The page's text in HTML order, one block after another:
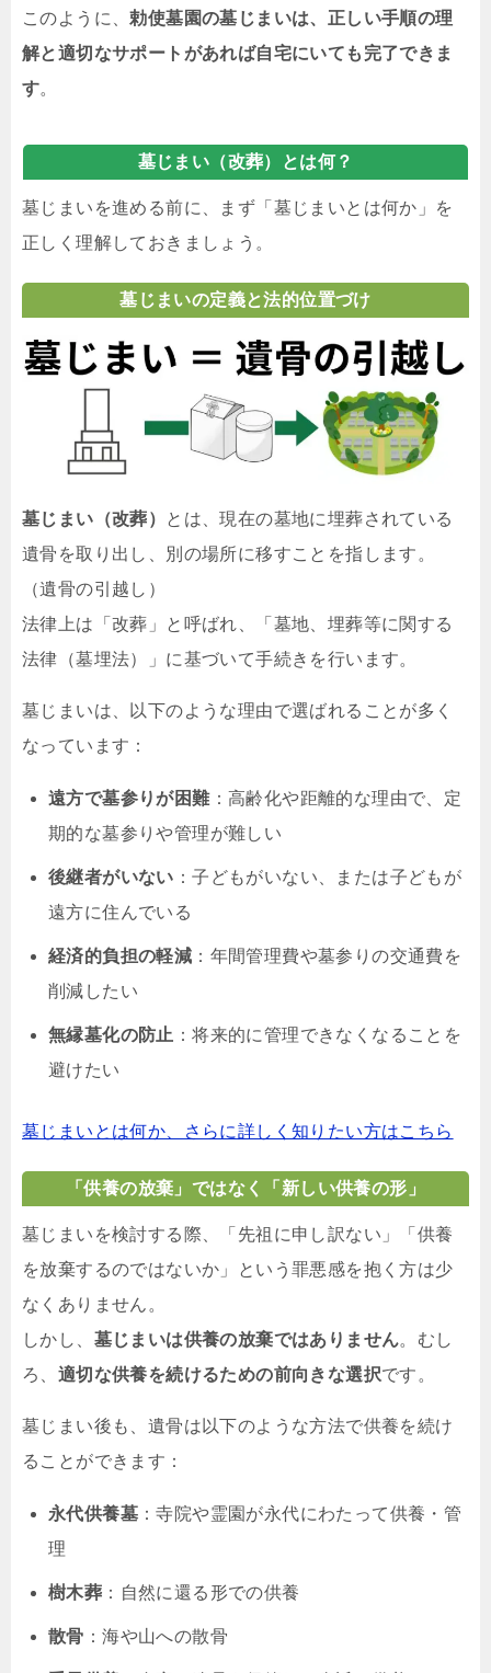
このように、勅使墓園の墓じまいは、正しい手順の理
解と適切なサポートがあれば自宅にいても完了できま
す。
墓じまい（改葬）とは何？
墓じまいを進める前に、まず「墓じまいとは何か」を
正しく理解しておきましょう。
墓じまいの定義と法的位置づけ
墓じまい（改葬）
とは、現在の墓地に埋葬されている
遺骨を取り出し、別の場所に移すことを指します。
（遺骨の引越し）
法律上は「改葬」と呼ばれ、「墓地、埋葬等に関する
法律（墓埋法）」に基づいて手続きを行います。
墓じまいは、以下のような理由で選ばれることが多く
なっています：
遠方で墓参りが困難：高齢化や距離的な理由で、定
期的な墓参りや管理が難しい
後継者がいない ：子どもがいない、または子どもが
遠方に住んでいる
経済的負担の軽減 ：年間管理費や墓参りの交通費を
削減したい
無縁墓化の防止 ：将来的に管理できなくなることを
避けたい
墓じまいとは何か、さらに詳しく知りたい方はこちら
「供養の放棄」ではなく「新しい供養の形」
墓じまいを検討する際、「先祖に申し訳ない」「供養
を放棄するのではないか」という罪悪感を抱く方は少
なくありません。
しかし、 墓じまいは供養の放棄ではありません。むし
ろ、 適切な供養を続けるための前向きな選択です。
墓じまい後も、遺骨は以下のような方法で供養を続け
ることができます：
永代供養墓 ：寺院や霊園が永代にわたって供養・管
理
樹木葬 ：自然に還る形での供養
散骨 ：海や山への散骨